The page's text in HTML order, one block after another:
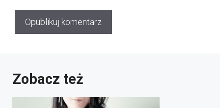
Zobacz też